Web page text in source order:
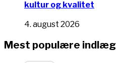
kultur og kvalitet
4. august 2026
Mest populære indlæg